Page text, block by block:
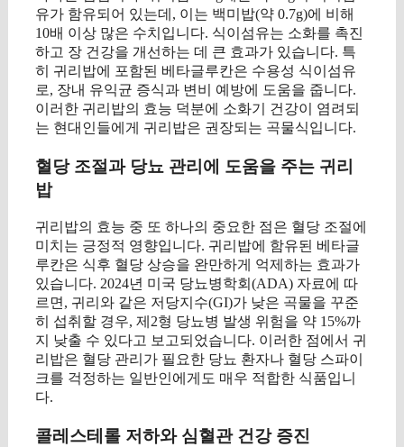
유가 함유되어 있는데, 이는 백미밥(약 0.7g)에 비해
10배 이상 많은 수치입니다. 식이섬유는 소화를 촉진
하고 장 건강을 개선하는 데 큰 효과가 있습니다. 특
히 귀리밥에 포함된 베타글루칸은 수용성 식이섬유
로, 장내 유익균 증식과 변비 예방에 도움을 줍니다.
이러한 귀리밥의 효능 덕분에 소화기 건강이 염려되
는 현대인들에게 귀리밥은 권장되는 곡물식입니다.
혈당 조절과 당뇨 관리에 도움을 주는 귀리
밥
귀리밥의 효능 중 또 하나의 중요한 점은 혈당 조절에
미치는 긍정적 영향입니다. 귀리밥에 함유된 베타글
루칸은 식후 혈당 상승을 완만하게 억제하는 효과가
있습니다. 2024년 미국 당뇨병학회(ADA) 자료에 따
르면, 귀리와 같은 저당지수(GI)가 낮은 곡물을 꾸준
히 섭취할 경우, 제2형 당뇨병 발생 위험을 약 15%까
지 낮출 수 있다고 보고되었습니다. 이러한 점에서 귀
리밥은 혈당 관리가 필요한 당뇨 환자나 혈당 스파이
크를 걱정하는 일반인에게도 매우 적합한 식품입니
다.
콜레스테롤 저하와 심혈관 건강 증진